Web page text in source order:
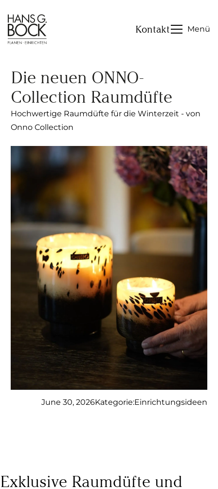
Kontakt Menü
Die neuen ONNO-
Collection Raumdüfte
Hochwertige Raumdüfte für die Winterzeit - von
Onno Collection
June 30, 2026Kategorie:Einrichtungsideen
Exklusive Raumdüfte und